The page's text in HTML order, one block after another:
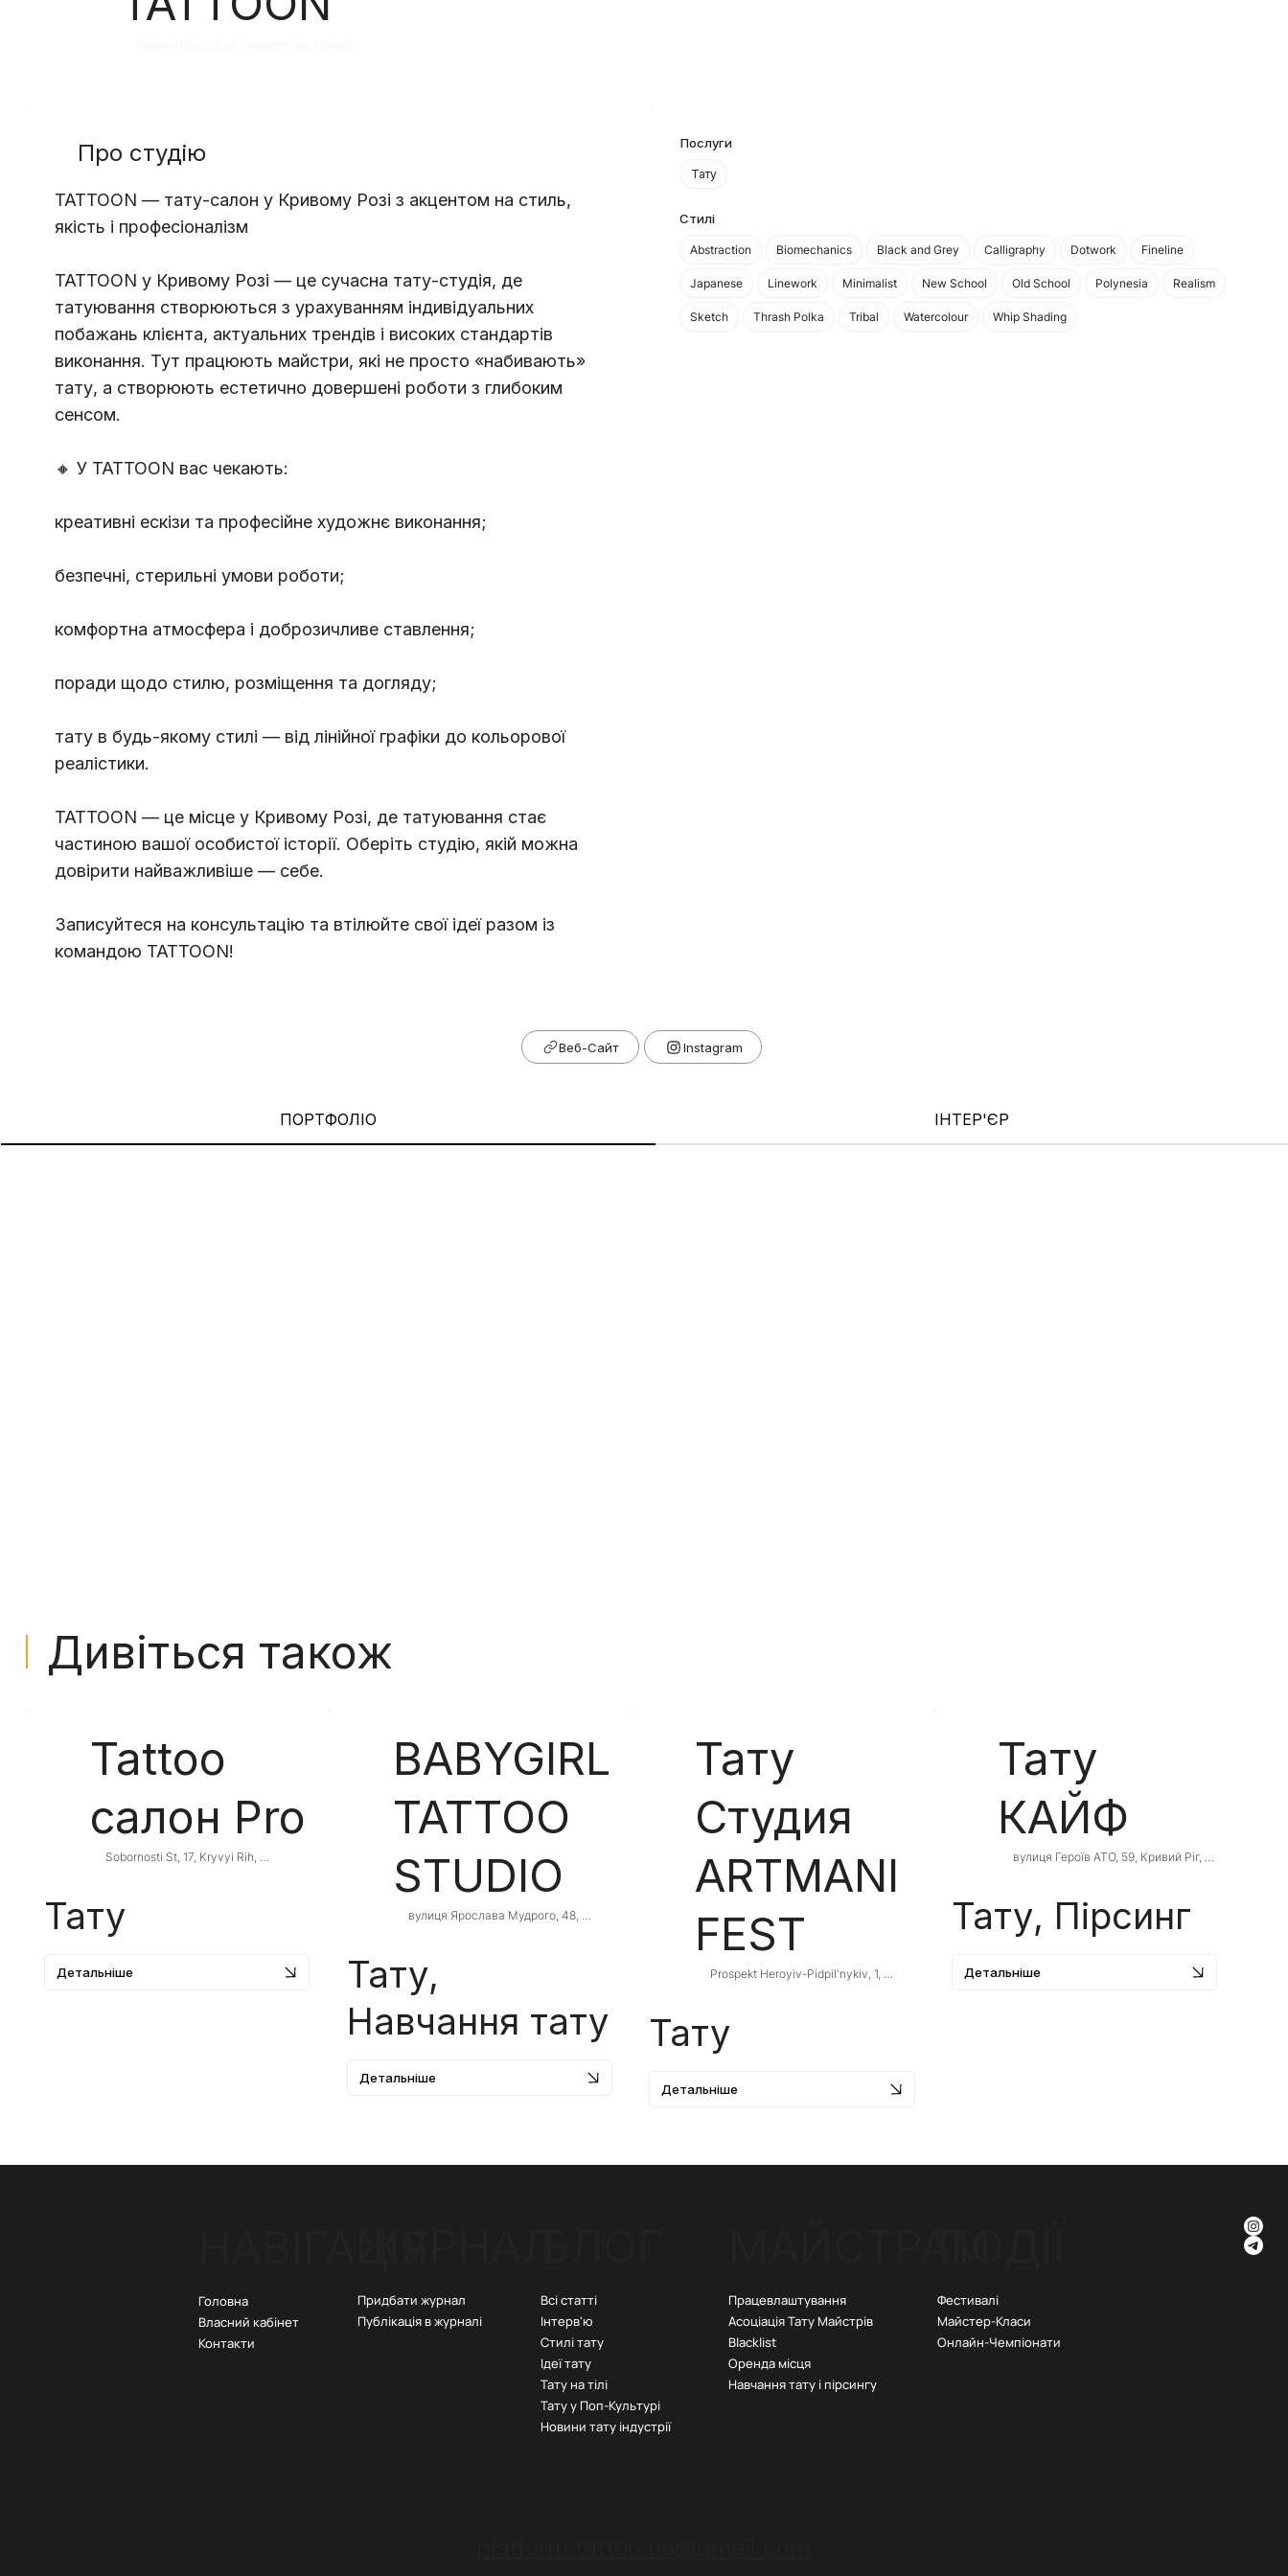
Про студію
TATTOON — тату-салон у Кривому Розі з акцентом на стиль,
якість і професіоналізм
TATTOON у Кривому Розі — це сучасна тату-студія, де
татуювання створюються з урахуванням індивідуальних
побажань клієнта, актуальних трендів і високих стандартів
виконання. Тут працюють майстри, які не просто «набивають»
тату, а створюють естетично довершені роботи з глибоким
сенсом.
🔸 У TATTOON вас чекають:
креативні ескізи та професійне художнє виконання;
безпечні, стерильні умови роботи;
комфортна атмосфера і доброзичливе ставлення;
поради щодо стилю, розміщення та догляду;
тату в будь-якому стилі — від лінійної графіки до кольорової
реалістики.
TATTOON — це місце у Кривому Розі, де татуювання стає
частиною вашої особистої історії. Оберіть студію, якій можна
довірити найважливіше — себе.
Записуйтеся на консультацію та втілюйте свої ідеї разом із
командою TATTOON!
Послуги
Тату
Стилі
Abstraction Biomechanics Black and Grey Calligraphy Dotwork Fineline
Japanese Linework Minimalist New School Old School Polynesia Realism
Sketch Thrash Polka Tribal Watercolour Whip Shading
Веб-Сайт
ПОРТФОЛІО ІНТЕР'ЄР
Дивіться також
Tattoo
салон Pro
Sobornosti St, 17, Kryvyi Rih,
Тату
Детальніше
BABYGIRL
TATTOO
STUDIO
вулиця Ярослава Мудрого, 48,
Тату,
Навчання тату
Детальніше
Тату
Студия
ARTMANI
FEST
Prospekt Heroyiv-Pidpilʹnykiv, 1,
Тату
Детальніше
Тату
КАЙФ
вулиця Героїв АТО, 59, Кривий Ріг,
Тату, Пірсинг
Детальніше
Головна
Власний кабінет
Контакти
Придбати журнал
Публікація в журналі
Всі статті
Інтерв'ю
Стилі тату
Ідеї тату
Тату на тілі
Тату у Поп-Культурі
Новини тату індустрії
Працевлаштування
Асоціація Тату Майстрів
Blacklist
Оренда місця
Навчання тату і пірсингу
Фестивалі
Майстер-Класи
Онлайн-Чемпіонати